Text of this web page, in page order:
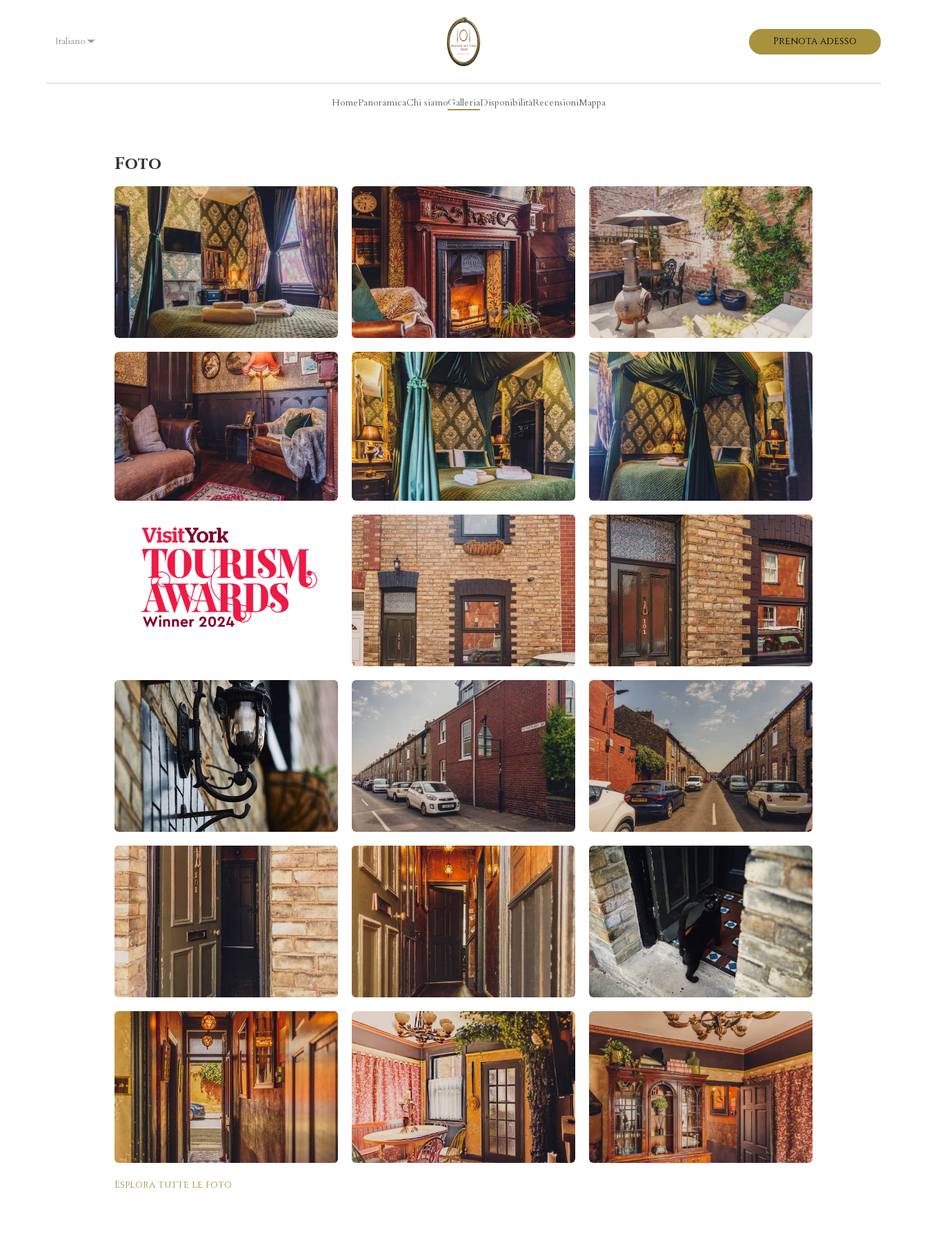
Italiano Prenota adesso
HomePanoramicaChi siamoGalleriaDisponibilitàRecensioniMappa
Foto
Esplora tutte le foto